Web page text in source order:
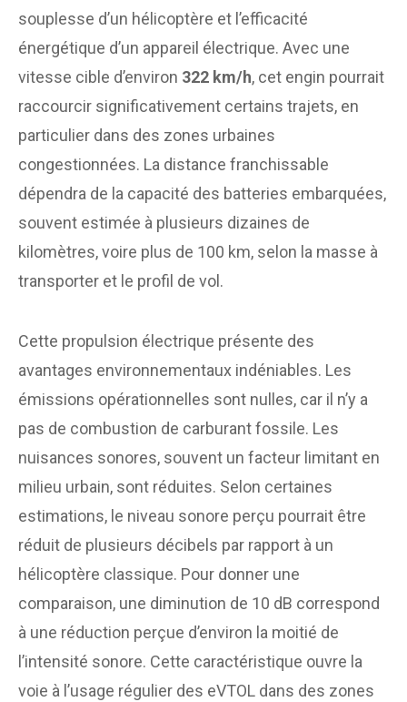
souplesse d’un hélicoptère et l’efficacité
énergétique d’un appareil électrique. Avec une
vitesse cible d’environ 322 km/h, cet engin pourrait
raccourcir significativement certains trajets, en
particulier dans des zones urbaines
congestionnées. La distance franchissable
dépendra de la capacité des batteries embarquées,
souvent estimée à plusieurs dizaines de
kilomètres, voire plus de 100 km, selon la masse à
transporter et le profil de vol.
Cette propulsion électrique présente des
avantages environnementaux indéniables. Les
émissions opérationnelles sont nulles, car il n’y a
pas de combustion de carburant fossile. Les
nuisances sonores, souvent un facteur limitant en
milieu urbain, sont réduites. Selon certaines
estimations, le niveau sonore perçu pourrait être
réduit de plusieurs décibels par rapport à un
hélicoptère classique. Pour donner une
comparaison, une diminution de 10 dB correspond
à une réduction perçue d’environ la moitié de
l’intensité sonore. Cette caractéristique ouvre la
voie à l’usage régulier des eVTOL dans des zones